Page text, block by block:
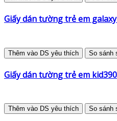
Giấy dán tường trẻ em
Thêm vào DS yêu thích So sánh
Giấy dán tường trẻ em kid390
Thêm vào DS yêu thích So sánh